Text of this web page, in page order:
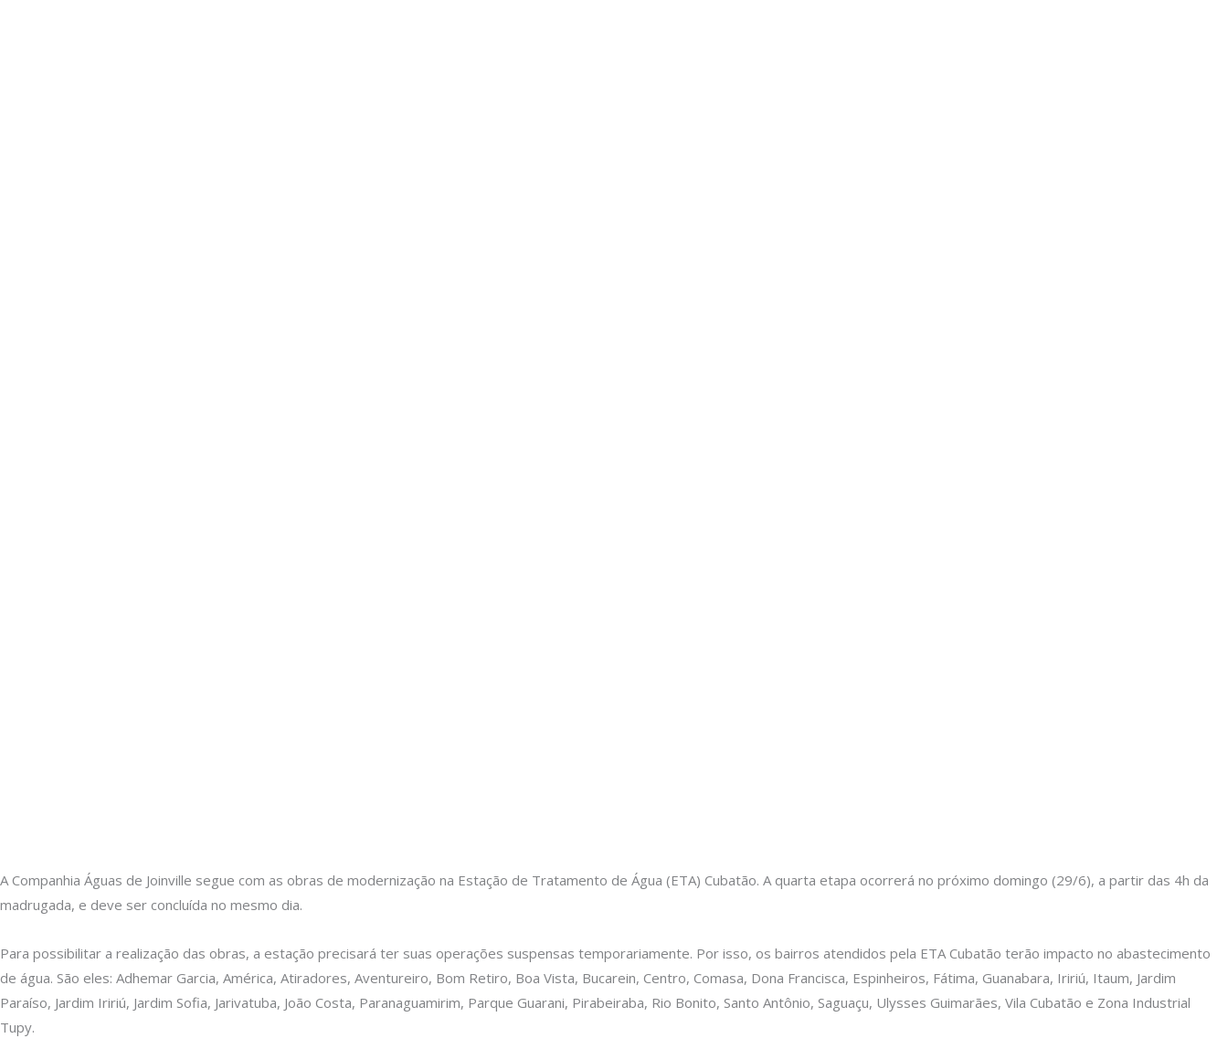
A Companhia Águas de Joinville segue com as obras de modernização na Estação de Tratamento de Água (ETA) Cubatão. A quarta etapa ocorrerá no próximo domingo (29/6), a partir das 4h da
madrugada, e deve ser concluída no mesmo dia.
Para possibilitar a realização das obras, a estação precisará ter suas operações suspensas temporariamente. Por isso, os bairros atendidos pela ETA Cubatão terão impacto no abastecimento
de água. São eles: Adhemar Garcia, América, Atiradores, Aventureiro, Bom Retiro, Boa Vista, Bucarein, Centro, Comasa, Dona Francisca, Espinheiros, Fátima, Guanabara, Iririú, Itaum, Jardim
Paraíso, Jardim Iririú, Jardim Sofia, Jarivatuba, João Costa, Paranaguamirim, Parque Guarani, Pirabeiraba, Rio Bonito, Santo Antônio, Saguaçu, Ulysses Guimarães, Vila Cubatão e Zona Industrial
Tupy.